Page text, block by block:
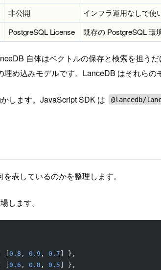
非公開
インフラ運用なしで使
PostgreSQL License 既存の PostgreSQL 環
自体はベクトルの保存と検索を担う
め込みモデルです。LanceDB はそれらの
します。JavaScript SDK は @lancedb/
表しているのかを整理します。
します。
[ 0.8 , 0.9 , 0.7 ] },
[ 0.6 , 0.8 , 0.5 ] },